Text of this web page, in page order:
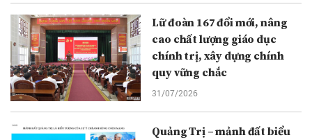
Lữ đoàn 167 đổi mới, nâng
cao chất lượng giáo dục
chính trị, xây dựng chính
quy vững chắc
31/07/2026
Quảng Trị – mảnh đất biểu